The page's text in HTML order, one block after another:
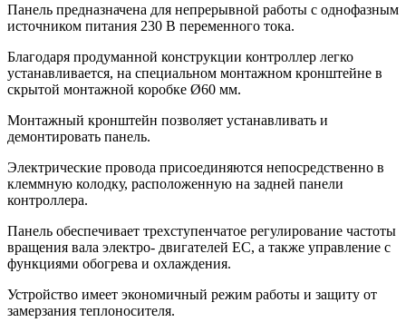
Панель предназначена для непрерывной работы с однофазным
источником питания 230 В переменного тока.
Благодаря продуманной конструкции контроллер легко
устанавливается, на специальном монтажном кронштейне в
скрытой монтажной коробке Ø60 мм.
Монтажный кронштейн позволяет устанавливать и
демонтировать панель.
Электрические провода присоединяются непосредственно в
клеммную колодку, расположенную на задней панели
контроллера.
Панель обеспечивает трехступенчатое регулирование частоты
вращения вала электро- двигателей EC, а также управление с
функциями обогрева и охлаждения.
Устройство имеет экономичный режим работы и защиту от
замерзания теплоносителя.